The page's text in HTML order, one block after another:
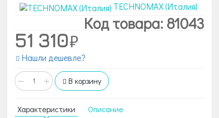
TECHNOMAX (Италия)
Код товара: 81043
51 310
Нашли дешевле?
− + В корзину
Характеристики Описание